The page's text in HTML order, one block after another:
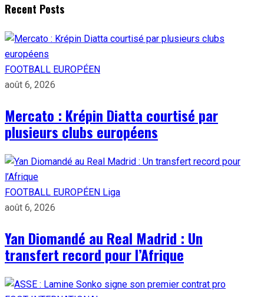
Recent Posts
FOOTBALL EUROPÉEN
août 6, 2026
Mercato : Krépin Diatta courtisé par
plusieurs clubs européens
FOOTBALL EUROPÉEN Liga
août 6, 2026
Yan Diomandé au Real Madrid : Un
transfert record pour l’Afrique